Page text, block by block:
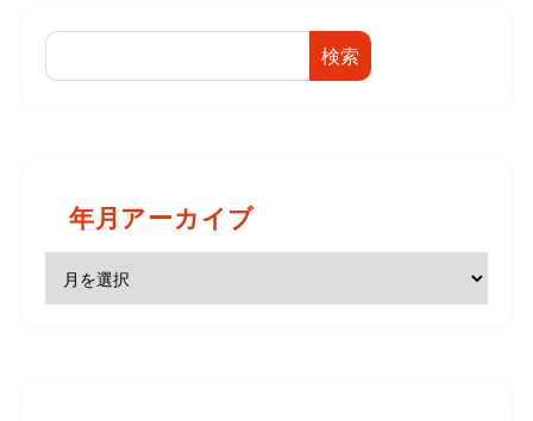
検索
年月アーカイブ